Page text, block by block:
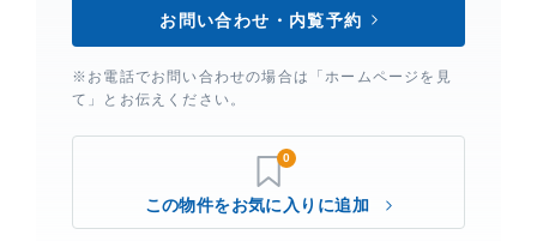
お問い合わせ・内覧予約
※お電話でお問い合わせの場合は「ホームページを見
て」とお伝えください。
0